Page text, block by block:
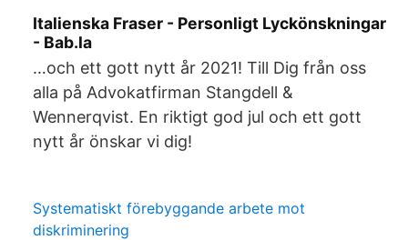
Italienska Fraser - Personligt Lyckönskningar
- Bab.la
…och ett gott nytt år 2021! Till Dig från oss
alla på Advokatfirman Stangdell &
Wennerqvist. En riktigt god jul och ett gott
nytt år önskar vi dig!
Systematiskt förebyggande arbete mot
diskriminering